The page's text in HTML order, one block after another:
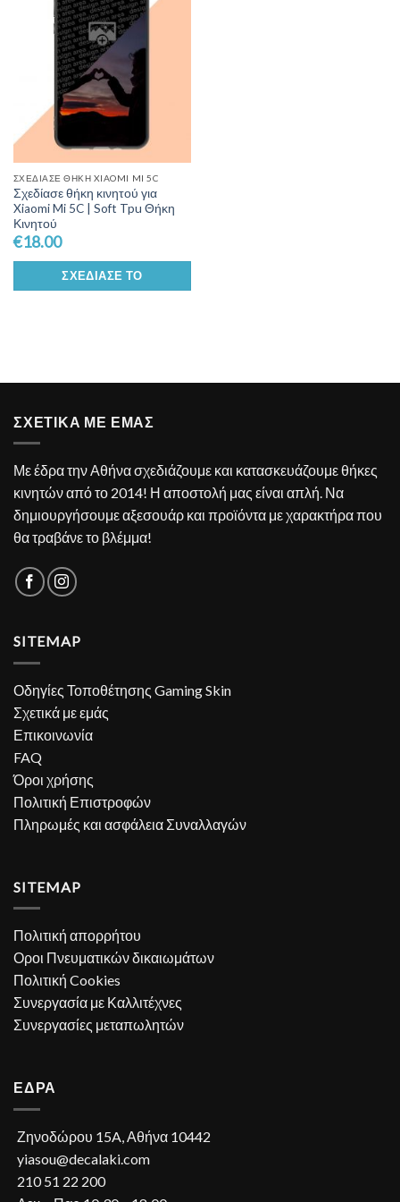
Wishlist
ΣΧΕΔΊΑΣΕ ΘΉΚΗ XIAOMI MI 5C
Σχεδίασε θήκη κινητού για
Xiaomi Mi 5C | Soft Tpu Θήκη
Κινητού
€18.00
ΣΧΕΔΊΑΣΕ ΤΟ
ΣΧΕΤΙΚΑ ΜΕ ΕΜΑΣ
Με έδρα την Αθήνα σχεδιάζουμε και κατασκευάζουμε θήκες
κινητών από το 2014! Η αποστολή μας είναι απλή. Να
δημιουργήσουμε αξεσουάρ και προϊόντα με χαρακτήρα που
θα τραβάνε το βλέμμα!
SITEMAP
Οδηγίες Τοποθέτησης Gaming Skin
Σχετικά με εμάς
Επικοινωνία
FAQ
Όροι χρήσης
Πολιτική Επιστροφών
Πληρωμές και ασφάλεια Συναλλαγών
SITEMAP
Πολιτική απορρήτου
Οροι Πνευματικών δικαιωμάτων
Πολιτική Cookies
Συνεργασία με Καλλιτέχνες
Συνεργασίες μεταπωλητών
ΕΔΡΑ
Ζηνοδώρου 15A, Αθήνα 10442
yiasou@decalaki.com
210 51 22 200